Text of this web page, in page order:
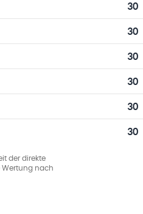
30
30
30
30
30
30
der direkte
Wertung nach